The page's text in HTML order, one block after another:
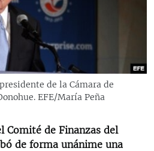
EN CUBA
de la Cámara de
EFE/María Peña
Comité de Finanzas del
de forma unánime una